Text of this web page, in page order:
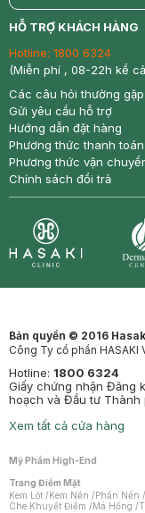
return
HỖ TRỢ KHÁCH HÀNG
Hotline: 1800 6324
(Miễn phí , 08-22h kể
Các câu hỏi thường gặp
Gửi yêu cầu hỗ trợ
Hướng dẫn đặt hàng
Phương thức thanh toán
Phương thức vận
Chính sách đổi trả
Bản quyền © 2016
Công Ty cổ phần HASAKI
Hotline: 1800 6324
Giấy chứng nhận Đăng
hoạch và Đầu tư Thành
Xem tất cả cửa hàng
Mỹ Phẩm High-End
Trang Điểm Mặt
Kem Lót /Kem Nền /Phấn Nền /
Che Khuyết Điểm /Má Hồng /